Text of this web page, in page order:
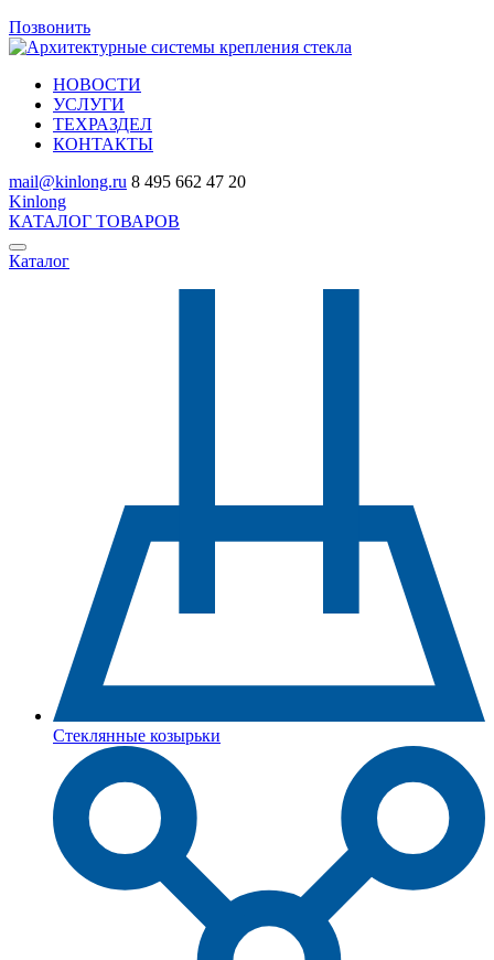
Позвонить
НОВОСТИ
УСЛУГИ
ТЕХРАЗДЕЛ
КОНТАКТЫ
mail@kinlong.ru 8 495 662 47 20
Kinlong
КАТАЛОГ ТОВАРОВ
Каталог
Стеклянные козырьки